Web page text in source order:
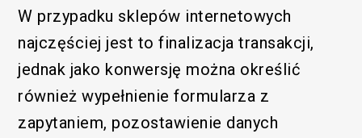
W przypadku sklepów internetowych
najczęściej jest to finalizacja transakcji,
jednak jako konwersję można określić
również wypełnienie formularza z
zapytaniem, pozostawienie danych